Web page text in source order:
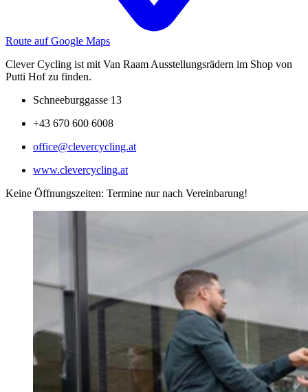
Route auf Google Maps
Clever Cycling ist mit Van Raam Ausstellungsrädern im Shop von
Putti Hof zu finden.
Schneeburggasse 13
+43 670 600 6008
office@clevercycling.at
www.clevercycling.at
Keine Öffnungszeiten: Termine nur nach Vereinbarung!